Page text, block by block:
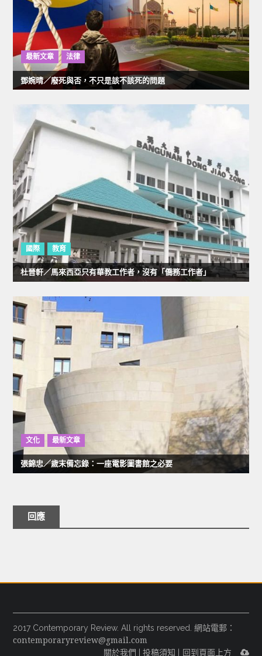
最新文章 法律
鄧婉晴／廢死與否，不只是該不該死的問題
國際 教育
杜晉軒／馬來西亞只有華教工作者，沒有「僑務工作者」
文化 最新文章
張錦忠／歲末備忘錄：一座電影圖書館之必要
回應
2017 Contemporary Review. All rights reserved. 網站電郵：
contemporaryreview@gmail.com
回到頁面上方
關於我們 投稿須知